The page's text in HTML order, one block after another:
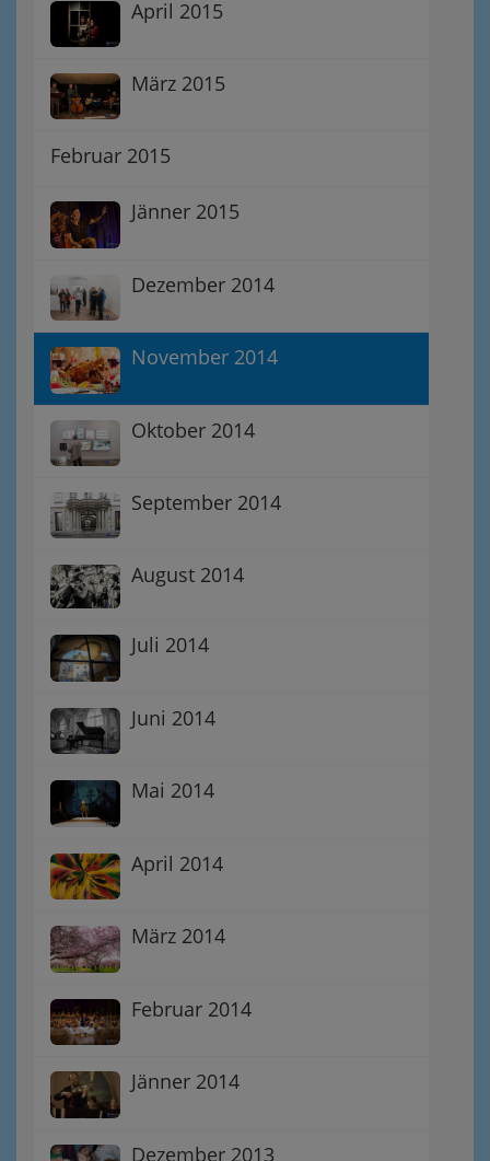
April 2015
März 2015
Februar 2015
Jänner 2015
Dezember 2014
November 2014
Oktober 2014
September 2014
August 2014
Juli 2014
Juni 2014
Mai 2014
April 2014
März 2014
Februar 2014
Jänner 2014
Dezember 2013